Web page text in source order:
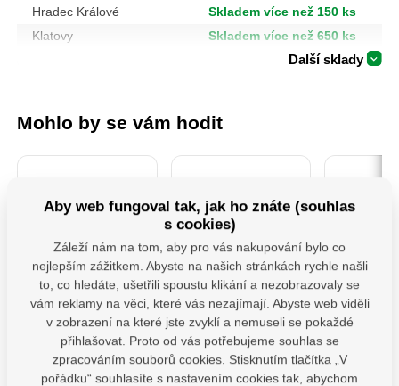
Hradec Králové
Skladem více než 150 ks
Klatovy
Skladem více než 650 ks
Další sklady
Mohlo by se vám hodit
MHB 130 uchycení
houpačky typ B
M12x130 mm
Závěs houpačky pro
ploché i kulaté trámy s
karabinou.Uchyty jsou
vybaveny vhodnými
PSS 80 ( 80x250x4)
Patka sloupku typu
"U" široká
Patka sloupu PSS je
určena pro montáž
dřevěných prvků k
betonu. Zajišťuje
která
nároky na
Aby web fungoval tak, jak ho znáte (souhlas
s cookies)
Záleží nám na tom, aby pro vás nakupování bylo co
nejlepším zážitkem. Abyste na našich stránkách rychle našli
to, co hledáte, ušetřili spoustu klikání a nezobrazovaly se
vám reklamy na věci, které vás nezajímají. Abyste web viděli
v zobrazení na které jste zvyklí a nemuseli se pokaždé
přihlašovat. Proto od vás potřebujeme souhlas se
zpracováním souborů cookies. Stisknutím tlačítka „V
pořádku“ souhlasíte s nastavením cookies tak, abychom